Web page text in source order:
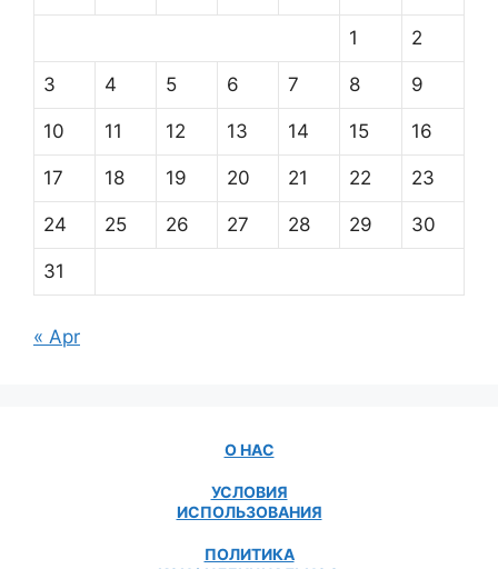
1 2
3 4 5 6 7 8 9
10 11 12 13 14 15 16
17 18 19 20 21 22 23
24 25 26 27 28 29 30
31
« Apr
О НАС
УСЛОВИЯ
ИСПОЛЬЗОВАНИЯ
ПОЛИТИКА